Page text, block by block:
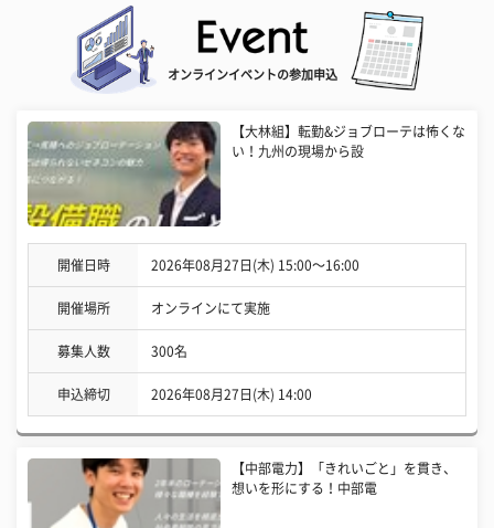
オンラインイベントの参加申込
【大林組】転勤&ジョブローテは怖くな
い！九州の現場から設
開催日時 2026年08月27日(木) 15:00〜16:00
開催場所 オンラインにて実施
募集人数 300名
申込締切 2026年08月27日(木) 14:00
【中部電力】「きれいごと」を貫き、
想いを形にする！中部電